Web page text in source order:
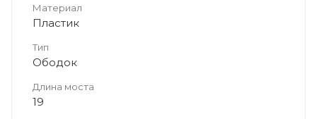
Материал
Пластик
Тип
Ободок
Длина моста
19